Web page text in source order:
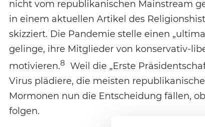
nicht vom republikanischen Mainstream
in einem aktuellen Artikel des
skizziert. Die Pandemie stelle einen
gelinge, ihre Mitglieder von konservativ-
motivieren.8 Weil die „Erste
Virus plädiere, die meisten
Mormonen nun die Entscheidung fällen,
folgen.